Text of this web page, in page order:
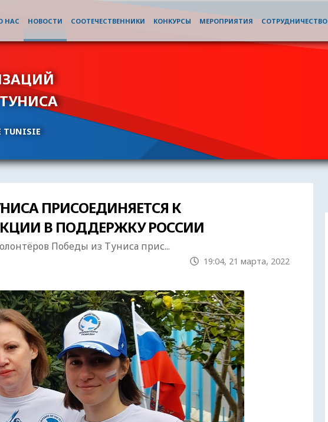
TUNISIE
НАС НОВОСТИ СООТЕЧЕСТВЕННИКИ КОНКУРСЫ МЕРОПРИЯТИЯ СОТРУДНИЧЕСТВО
ПРИСОЕДИНЯЕТСЯ К
В ПОДДЕРЖКУ РОССИИ
Победы из Туниса прис...
19:04, 21 марта, 2022